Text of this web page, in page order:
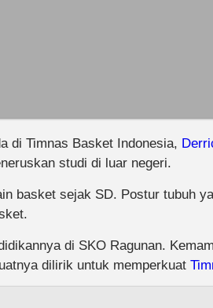
di Timnas Basket Indonesia,
studi di luar negeri.
basket sejak SD. Postur tubuh
di SKO Ragunan.
dilirik untuk memperkuat